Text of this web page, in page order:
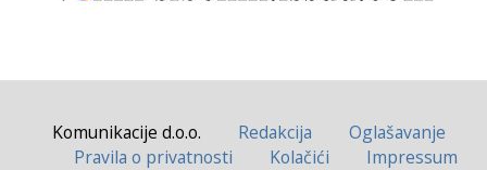
Komunikacije d.o.o. Redakcija
Oglašavanje
Pravila o privatnosti
Kolačići
Impressum